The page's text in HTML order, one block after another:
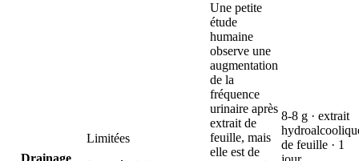
Drainage
Limitées
Une petite
étude
humaine
observe une
augmentation
de la
fréquence
urinaire après
extrait de
feuille, mais
elle est de
8-8 g · extrait
de feuille · 1